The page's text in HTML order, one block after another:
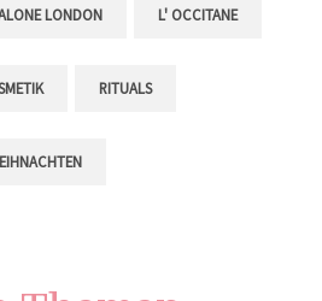
LONDON L' OCCITANE
RITUALS